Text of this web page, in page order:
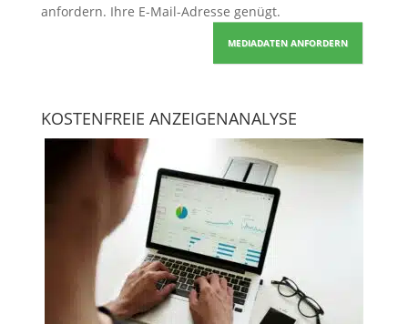
anfordern. Ihre E-Mail-Adresse genügt.
MEDIADATEN ANFORDERN
KOSTENFREIE ANZEIGENANALYSE